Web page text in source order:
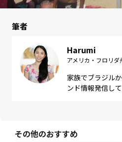
筆者
Harumi
アメリカ・フロリダ
家族でブラジル
ンド情報発信して
その他のおすすめ